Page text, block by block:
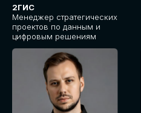
2ГИС
Менеджер стратегических
проектов по данным и
цифровым решениям